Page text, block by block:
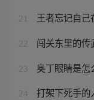
21 王者忘记自
22 闯关东里的传
23 奥丁眼睛是怎
24 打架下死手的